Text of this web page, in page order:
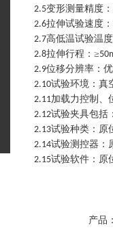
2.5变形测量精度：
2.6拉伸试验速度
2.7高低温试验温
2.8拉伸行程： ≥
2.9位移分辨率：
2.10试验环境：真
2.11加载力控制、
2.12试验夹具包括
2.13试验种类：原
2.14试验测控器：
2.15试验软件：原
产品：